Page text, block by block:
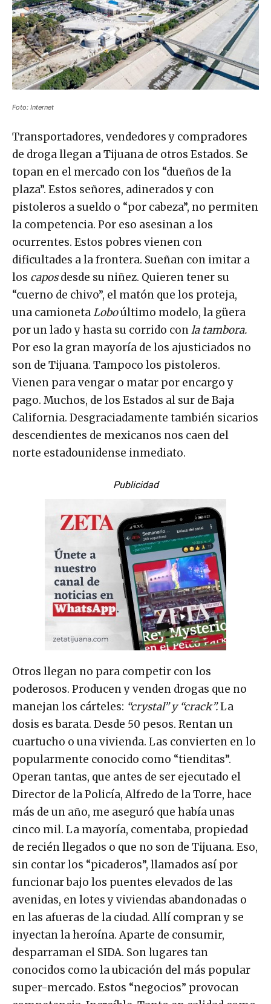
Foto: Internet
Transportadores, vendedores y compradores
de droga llegan a Tijuana de otros Estados. Se
topan en el mercado con los “dueños de la
plaza”. Estos señores, adinerados y con
pistoleros a sueldo o “por cabeza”, no permiten
la competencia. Por eso asesinan a los
ocurrentes. Estos pobres vienen con
dificultades a la frontera. Sueñan con imitar a
los caposdesde su niñez. Quieren tener su
“cuerno de chivo”, el matón que los proteja,
una camionetaLoboúltimo modelo, la güera
por un lado y hasta su corrido conla tambora.
Por eso la gran mayoría de los ajusticiados no
son de Tijuana. Tampoco los pistoleros.
Vienen para vengar o matar por encargo y
pago. Muchos, de los Estados al sur de Baja
California. Desgraciadamente también sicarios
descendientes de mexicanos nos caen del
norte estadounidense inmediato.
Publicidad
Otros llegan no para competir con los
poderosos. Producen y venden drogas que no
manejan los cárteles: “crystal” y “crack”.La
dosis es barata. Desde 50 pesos. Rentan un
cuartucho o una vivienda. Las convierten en lo
popularmente conocido como “tienditas”.
Operan tantas, que antes de ser ejecutado el
Director de la Policía, Alfredo de la Torre, hace
más de un año, me aseguró que había unas
cinco mil. La mayoría, comentaba, propiedad
de recién llegados o que no son de Tijuana. Eso,
sin contar los “picaderos”, llamados así por
funcionar bajo los puentes elevados de las
avenidas, en lotes y viviendas abandonadas o
en las afueras de la ciudad. Allí compran y se
inyectan la heroína. Aparte de consumir,
desparraman el SIDA. Son lugares tan
conocidos como la ubicación del más popular
super-mercado. Estos “negocios” provocan